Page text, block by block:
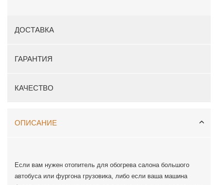
ДОСТАВКА
ГАРАНТИЯ
КАЧЕСТВО
ОПИСАНИЕ
Если вам нужен отопитель для обогрева салона большого
автобуса или фургона грузовика, либо если ваша машина